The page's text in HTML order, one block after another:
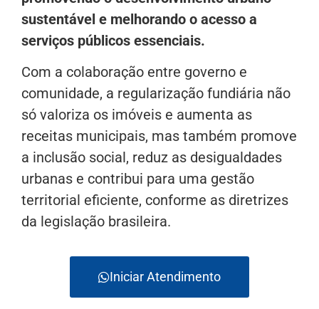
sustentável e melhorando o acesso a
serviços públicos essenciais.
Com a colaboração entre governo e
comunidade, a regularização fundiária não
só valoriza os imóveis e aumenta as
receitas municipais, mas também promove
a inclusão social, reduz as desigualdades
urbanas e contribui para uma gestão
territorial eficiente, conforme as diretrizes
da legislação brasileira.
Iniciar Atendimento